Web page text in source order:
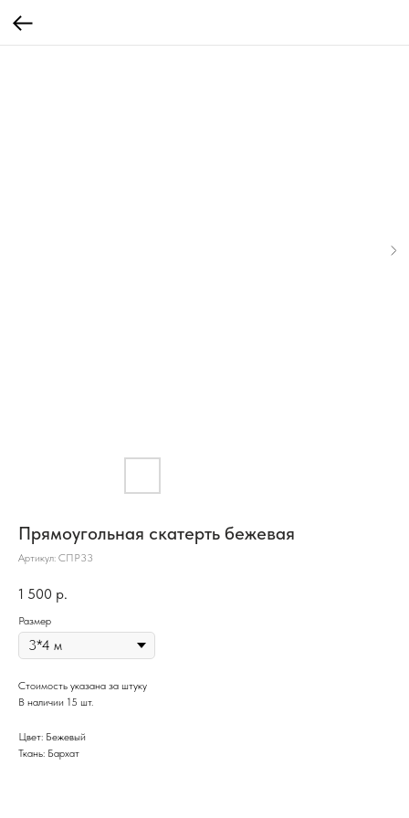
Прямоугольная скатерть бежевая
Артикул: СПР33
1 500 р.
Размер
Стоимость указана за штуку
В наличии 15 шт.
Цвет: Бежевый
Ткань: Бархат